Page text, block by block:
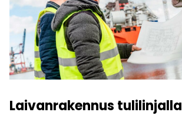
Laivanrakennus tulilinjalla